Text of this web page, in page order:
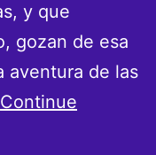
y que
gozan de esa
aventura de las
Continue